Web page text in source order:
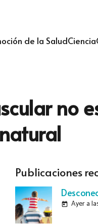
de la SaludCiencia
no
Publicaciones
today Ayer a